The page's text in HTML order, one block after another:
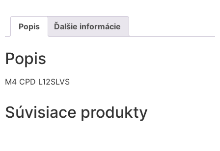
Popis Ďalšie informácie
Popis
M4 CPD L12SLVS
Súvisiace produkty